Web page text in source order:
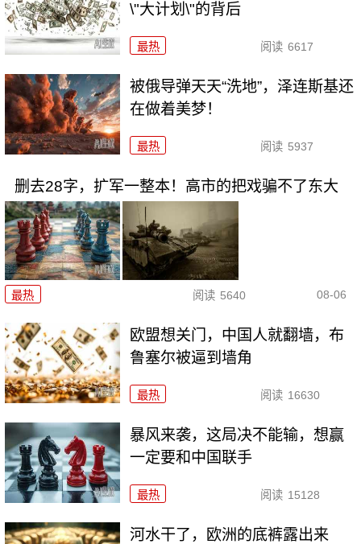
\"大计划\"的背后
最热 阅读 6617
被俄导弹天天“洗地”，泽连斯基还
在做着美梦！
最热 阅读 5937
删去28字，扩军一整本！高市的把戏骗不了东大
最热 阅读 5640 08-06
欧盟想关门，中国人就翻墙，布
鲁塞尔被逼到墙角
最热 阅读 16630
暴风来袭，这局决不能输，想赢
一定要和中国联手
最热 阅读 15128
河水干了，欧洲的底裤露出来